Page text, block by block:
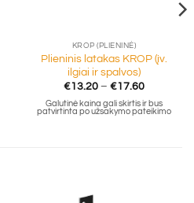
KROP (PLIENINĖ)
Plieninis latakas KROP (įv.
ilgiai ir spalvos)
€13.20 – €17.60Price
€13.20
through
Galutinė kaina gali skirtis ir bus
patvirtinta po užsakymo pateikimo